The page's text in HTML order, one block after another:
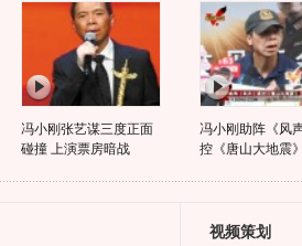
冯小刚张艺谋三度正面
碰撞 上演票房暗战
冯小刚助阵《风
控《唐山大地震
视频策划